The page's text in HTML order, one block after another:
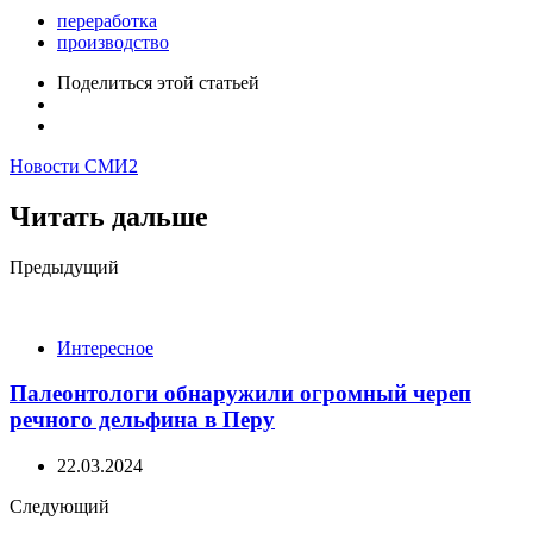
переработка
производство
Поделиться этой статьей
Новости СМИ2
Читать дальше
Post
Предыдущий
Интересное
Палеонтологи обнаружили огромный череп
речного дельфина в Перу
22.03.2024
Следующий